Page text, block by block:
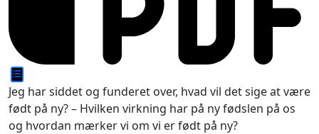
Jeg har siddet og funderet over, hvad vil det sige at være
født på ny? – Hvilken virkning har på ny fødslen på os
og hvordan mærker vi om vi er født på ny?